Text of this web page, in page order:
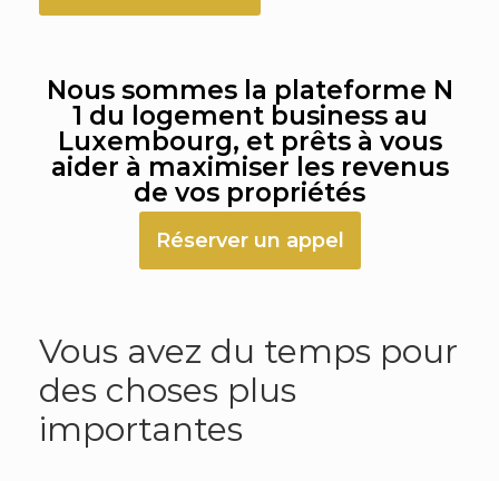
Nous sommes la plateforme N
1 du logement business au
Luxembourg, et prêts à vous
aider à maximiser les revenus
de vos propriétés
Réserver un appel
Vous avez du temps pour
des choses plus
importantes